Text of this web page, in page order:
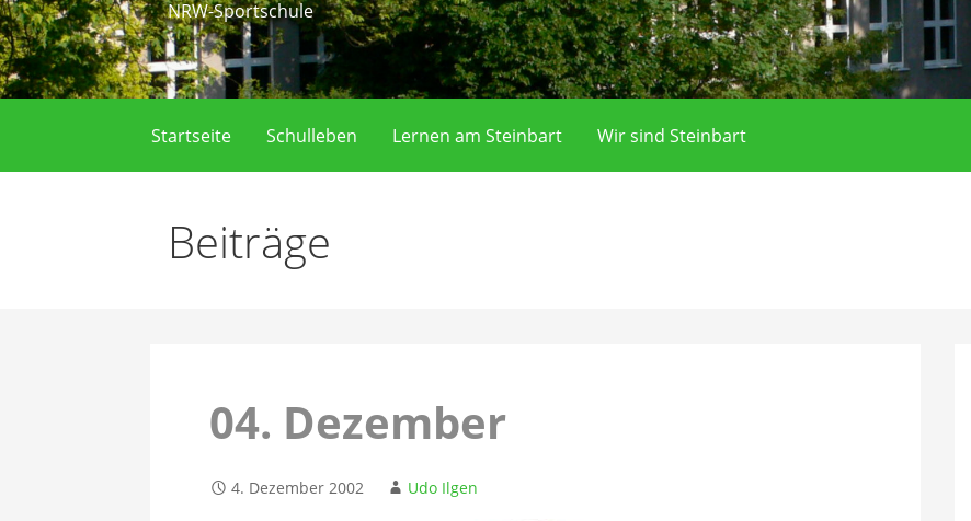
NRW-Sportschule
Startseite Schulleben Lernen am Steinbart Wir sind Steinbart
Beiträge
04. Dezember
4. Dezember 2002 Udo Ilgen